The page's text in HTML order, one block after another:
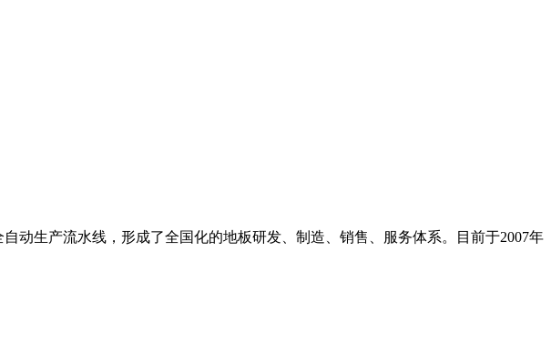
动生产流水线，形成了全国化的地板研发、制造、销售、服务体系。目前于2007年